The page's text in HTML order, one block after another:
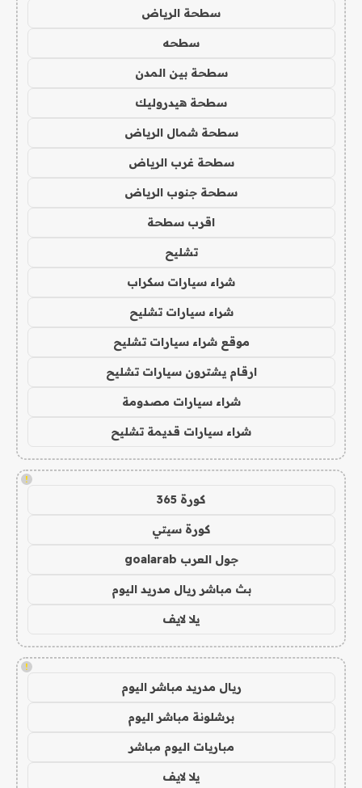
سطحة الرياض
سطحه
سطحة بين المدن
سطحة هيدروليك
سطحة شمال الرياض
سطحة غرب الرياض
سطحة جنوب الرياض
اقرب سطحة
تشليح
شراء سيارات سكراب
شراء سيارات تشليح
موقع شراء سيارات تشليح
ارقام يشترون سيارات تشليح
شراء سيارات مصدومة
شراء سيارات قديمة تشليح
!
كورة 365
كورة سيتي
جول العرب goalarab
بث مباشر ريال مدريد اليوم
يلا لايف
!
ريال مدريد مباشر اليوم
برشلونة مباشر اليوم
مباريات اليوم مباشر
يلا لايف